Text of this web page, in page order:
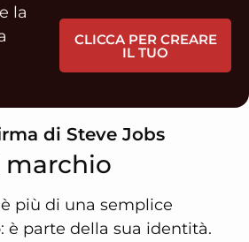
la
CLICCA PER CREARE
IL TUO
di Steve Jobs
marchio
più di una semplice
è parte della sua identità.